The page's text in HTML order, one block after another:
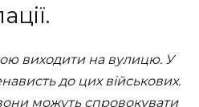
виходити на вулицю. У
до цих військових.
можуть спровокувати